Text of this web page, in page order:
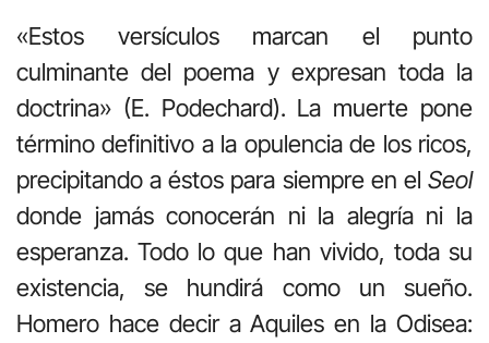
«Estos versículos marcan el punto
culminante del poema y expresan toda la
doctrina» (E. Podechard). La muerte pone
término definitivo a la opulencia de los ricos,
precipitando a éstos para siempre en el Seol
donde jamás conocerán ni la alegría ni la
esperanza. Todo lo que han vivido, toda su
existencia, se hundirá como un sueño.
Homero hace decir a Aquiles en la Odisea: